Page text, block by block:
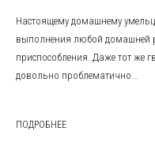
Настоящему домашнему
выполнения любой домашней
приспособления. Даже тот же
довольно проблематично...
ПОДРОБНЕЕ